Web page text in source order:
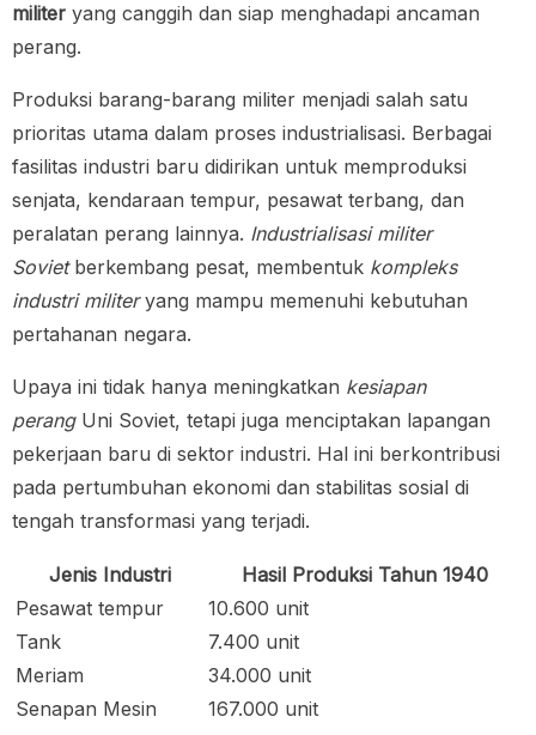
militer yang canggih dan siap menghadapi ancaman
perang.
Produksi barang-barang militer menjadi salah satu
prioritas utama dalam proses industrialisasi. Berbagai
fasilitas industri baru didirikan untuk memproduksi
senjata, kendaraan tempur, pesawat terbang, dan
peralatan perang lainnya. Industrialisasi militer
Sovietberkembang pesat, membentuk kompleks
industri militeryang mampu memenuhi kebutuhan
pertahanan negara.
Upaya ini tidak hanya meningkatkan kesiapan
perangUni Soviet, tetapi juga menciptakan lapangan
pekerjaan baru di sektor industri. Hal ini berkontribusi
pada pertumbuhan ekonomi dan stabilitas sosial di
tengah transformasi yang terjadi.
Jenis Industri
Hasil Produksi Tahun 1940
Pesawat tempur
10.600 unit
Tank
7.400 unit
Meriam
34.000 unit
Senapan Mesin
167.000 unit